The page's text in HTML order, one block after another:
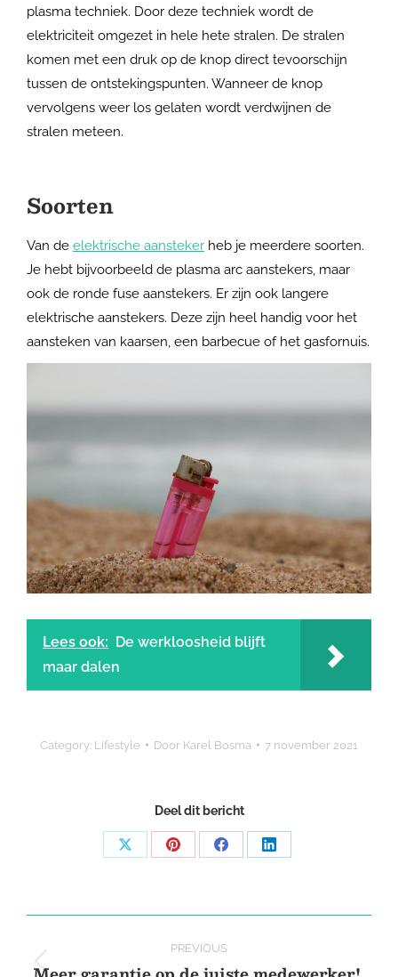
plasma techniek. Door deze techniek wordt de
elektriciteit omgezet in hele hete stralen. De stralen
komen met een druk op de knop direct tevoorschijn
tussen de ontstekingspunten. Wanneer de knop
vervolgens weer los gelaten wordt verdwijnen de
stralen meteen.
Soorten
Van de elektrische aansteker heb je meerdere soorten.
Je hebt bijvoorbeeld de plasma arc aanstekers, maar
ook de ronde fuse aanstekers. Er zijn ook langere
elektrische aanstekers. Deze zijn heel handig voor het
aansteken van kaarsen, een barbecue of het gasfornuis.
Lees ook: De werkloosheid blijft
maar dalen
Category: Lifestyle Door Karel Bosma 7 november 2021
Deel dit bericht
Share Share Share Share
PREVIOUS
Previous